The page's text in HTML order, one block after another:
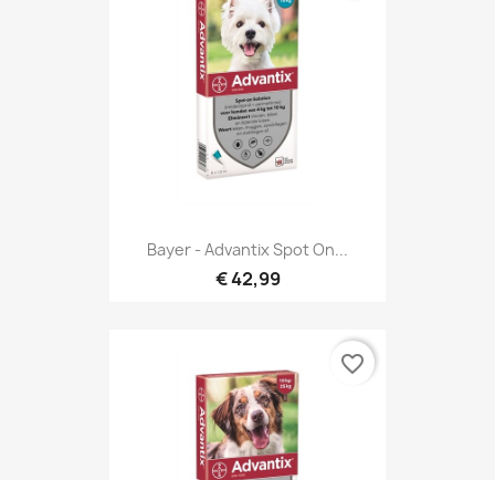
Bayer - Advantix Spot On...
€ 42,99
favorite_border